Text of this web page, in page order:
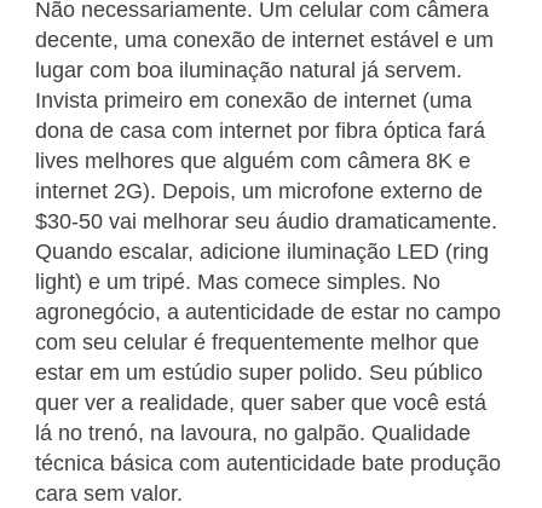
Não necessariamente. Um celular com câmera
decente, uma conexão de internet estável e um
lugar com boa iluminação natural já servem.
Invista primeiro em conexão de internet (uma
dona de casa com internet por fibra óptica fará
lives melhores que alguém com câmera 8K e
internet 2G). Depois, um microfone externo de
$30-50 vai melhorar seu áudio dramaticamente.
Quando escalar, adicione iluminação LED (ring
light) e um tripé. Mas comece simples. No
agronegócio, a autenticidade de estar no campo
com seu celular é frequentemente melhor que
estar em um estúdio super polido. Seu público
quer ver a realidade, quer saber que você está
lá no trenó, na lavoura, no galpão. Qualidade
técnica básica com autenticidade bate produção
cara sem valor.